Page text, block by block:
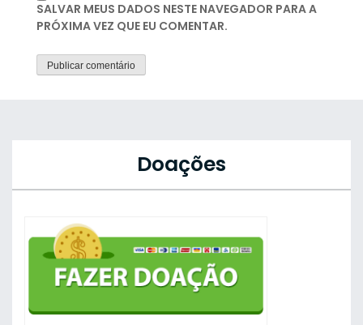
SALVAR MEUS DADOS NESTE NAVEGADOR PARA A
PRÓXIMA VEZ QUE EU COMENTAR.
Doações